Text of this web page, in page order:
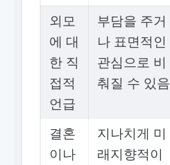
외모
에 대
한 직
접적
언급
부담을 주거
나 표면적인
관심으로 비
춰질 수 있음
결혼
이나
지나치게 미
래지향적이